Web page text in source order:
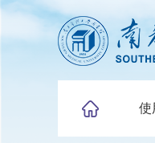
使